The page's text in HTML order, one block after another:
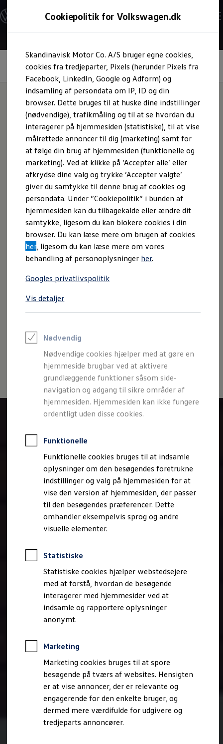
Cookiepolitik for Volkswagen.dk
Skandinavisk Motor Co. A/S bruger egne cookies,
cookies fra tredjeparter, Pixels (herunder Pixels fra
Facebook, LinkedIn, Google og Adform) og
indsamling af persondata om IP, ID og din
browser. Dette bruges til at huske dine indstillinger
(nødvendige), trafikmåling og til at se hvordan du
interagerer på hjemmesiden (statistiske), til at vise
målrettede annoncer til dig (marketing) samt for
at følge din brug af hjemmesiden (funktionelle og
marketing). Ved at klikke på ’Accepter alle’ eller
afkrydse dine valg og trykke ’Accepter valgte’
giver du samtykke til denne brug af cookies og
persondata. Under ”Cookiepolitik” i bunden af
hjemmesiden kan du tilbagekalde eller ændre dit
samtykke, ligesom du kan blokere cookies i din
browser. Du kan læse mere om brugen af cookies
her, ligesom du kan læse mere om vores
behandling af personoplysninger her.
Googles privatlivspolitik
Vis detaljer
Nødvendig
Nødvendige cookies hjælper med at gøre en
hjemmeside brugbar ved at aktivere
grundlæggende funktioner såsom side-
navigation og adgang til sikre områder af
hjemmesiden. Hjemmesiden kan ikke fungere
ordentligt uden disse cookies.
Funktionelle
Funktionelle cookies bruges til at indsamle
oplysninger om den besøgendes foretrukne
indstillinger og valg på hjemmesiden for at
vise den version af hjemmesiden, der passer
til den besøgendes præferencer. Dette
omhandler eksempelvis sprog og andre
visuelle elementer.
Statistiske
Statistiske cookies hjælper webstedsejere
med at forstå, hvordan de besøgende
interagerer med hjemmesider ved at
indsamle og rapportere oplysninger
anonymt.
Marketing
Marketing cookies bruges til at spore
besøgende på tværs af websites. Hensigten
er at vise annoncer, der er relevante og
engagerende for den enkelte bruger, og
dermed mere værdifulde for udgivere og
tredjeparts annoncører.
hovedindhold
footer
Modeller og konfigurator
Byg din Volkswagen
Alle modeller
Kend din Volkswagen
Erhvervsbiler
Værktøjskassen
ConnectedFleet
Service
California on Tour app
Elektriske biler
Elbiler
ID. Polo
ID. Cross
ID.3 Neo
ID.4
ID.5
ID.7
ID.7 Tourer
ID. Buzz
Konceptbiler
ID. EVERY1
ID. 2all & ID. GTI
Varebiler på el
Elektromobilitet i dagligdagen
Eldrevne modeller
ID. Buzz Cargo
Opladning og Rækkevidde
Opladning med Clever
Opladning med Clever - Erhvervsbiler
Udregn din rækkevidde
Lær din ID. at kende
Varmepumpe
Energieffektivitet
Teaser Battery Regulation
Software og konnektivitet
ID. Software 6.0
ID.- softwareversioner og opdateringer
Grænseflader til din ID.
Køb og leasing
Lagerbiler til hurtig levering
Book en prøvetur
Bestil et tilbud
Brugte biler
Pendlerleasing
Budgetberegner
Firmabil
Vejen til en ny Volkswagen
Online Privatleasing
Finansiering og forsikring
Volkswagen Forsikring
Volkswagen Finansiering
Ejere og services
Book tid på værkstedet
Service
Serviceabonnementer
Service 5+
Service på elbiler
Prismatch
Fordele ved autoriseret værksted
Brugbar information
Servicefordele
Digitale ekstrafunktioner
Se tjenesterne til din model
Volkswagen-apps, login og shop
Forbind mobiltelefonen med bilen
Opdateringer til software, kort og radio
Fleet Interface Data
MinVolkswagen
Digital instruktionsbog
Tilbehør
Panoramaglastag med elektronisk styret
toning
Luk verden udefra ind
ID. Buzz
Lad solen skinne ind mens du kører gennem det
elektroniske panoramaglastag med elektronisk styret
toning (Smart Glas), som giver dig den helt rette balance
mellem lys og mærke, og beskytter dig mod UV- og
infrarød stråling. *
*Ekstraudstyr.
Imprint Juridisk information
Oplysninger om tilgængelighed
Volkswagen Databeskyttelsesportal